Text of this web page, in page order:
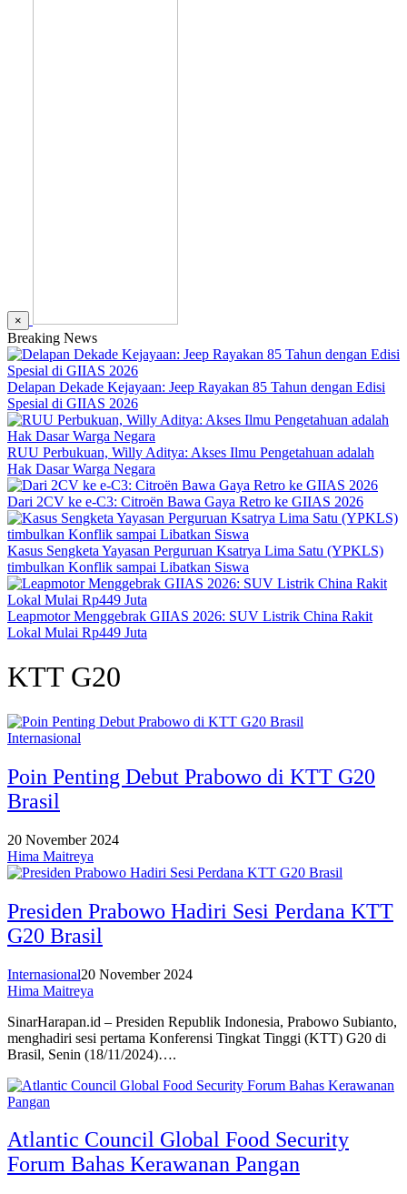
×
Breaking News
Delapan Dekade Kejayaan: Jeep Rayakan 85 Tahun dengan Edisi
Spesial di GIIAS 2026
RUU Perbukuan, Willy Aditya: Akses Ilmu Pengetahuan adalah
Hak Dasar Warga Negara
Dari 2CV ke e-C3: Citroën Bawa Gaya Retro ke GIIAS 2026
Kasus Sengketa Yayasan Perguruan Ksatrya Lima Satu (YPKLS)
timbulkan Konflik sampai Libatkan Siswa
Leapmotor Menggebrak GIIAS 2026: SUV Listrik China Rakit
Lokal Mulai Rp449 Juta
KTT G20
Internasional
Poin Penting Debut Prabowo di KTT G20
Brasil
20 November 2024
Hima Maitreya
Presiden Prabowo Hadiri Sesi Perdana KTT
G20 Brasil
Internasional20 November 2024
Hima Maitreya
SinarHarapan.id – Presiden Republik Indonesia, Prabowo Subianto,
menghadiri sesi pertama Konferensi Tingkat Tinggi (KTT) G20 di
Brasil, Senin (18/11/2024)….
Atlantic Council Global Food Security
Forum Bahas Kerawanan Pangan